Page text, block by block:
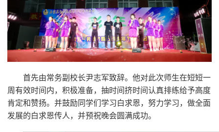
首先由常务副校长尹志军致辞。他对此次师生在短短一
周有效时间内，积极准备，抽时间挤时间认真排练给予高度
肯定和赞扬。并鼓励同学们学习白求恩，努力学习，做全面
发展的白求恩传人，并预祝晚会圆满成功。